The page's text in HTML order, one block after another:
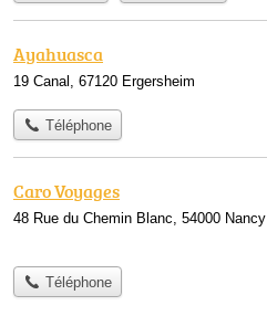
Ayahuasca
19 Canal, 67120 Ergersheim
Téléphone
Caro Voyages
48 Rue du Chemin Blanc, 54000 Nancy
Téléphone